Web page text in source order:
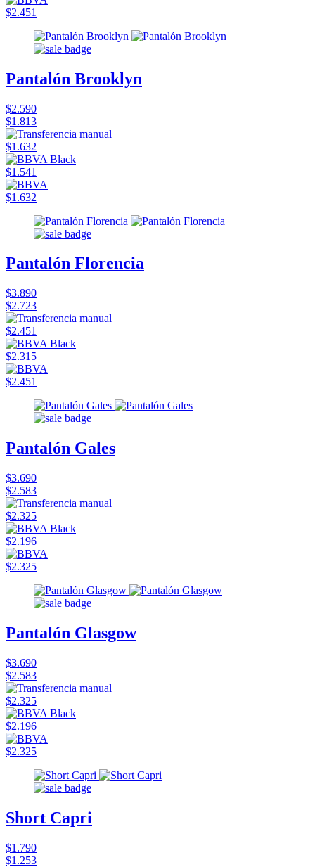
$2.451
Pantalón Brooklyn
$2.590
$1.813
$1.632
$1.541
$1.632
Pantalón Florencia
$3.890
$2.723
$2.451
$2.315
$2.451
Pantalón Gales
$3.690
$2.583
$2.325
$2.196
$2.325
Pantalón Glasgow
$3.690
$2.583
$2.325
$2.196
$2.325
Short Capri
$1.790
$1.253